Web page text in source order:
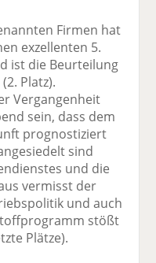
Firmen hat
exzellenten 5.
ist die Beurteilung
Platz).
Vergangenheit
sein, dass dem
prognostiziert
sind
und die
vermisst der
und auch
stößt
Plätze).